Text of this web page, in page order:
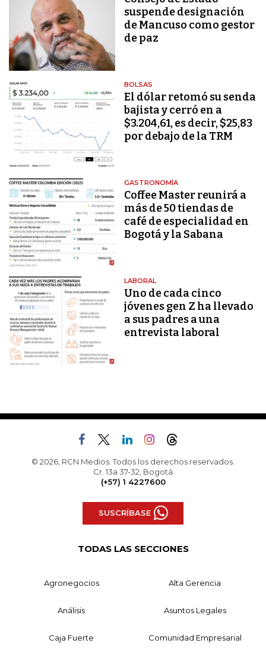
suspende designación
de Mancuso como gestor
de paz
BOLSAS
El dólar retomó su senda
bajista y cerró en a
$3.204,61, es decir, $25,83
por debajo de la TRM
GASTRONOMÍA
Coffee Master reunirá a
más de 50 tiendas de
café de especialidad en
Bogotá y la Sabana
LABORAL
Uno de cada cinco
jóvenes gen Z ha llevado
a sus padres a una
entrevista laboral
© 2026, RCN Medios. Todos los derechos reservados.
Cr. 13a 37-32, Bogotá
(+57) 1 4227600
SUSCRÍBASE
TODAS LAS SECCIONES
Agronegocios Alta Gerencia
Análisis Asuntos Legales
Caja Fuerte Comunidad Empresarial